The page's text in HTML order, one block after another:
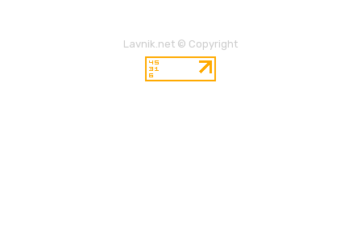
Lavnik.net © Copyright